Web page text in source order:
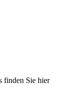
finden Sie hier